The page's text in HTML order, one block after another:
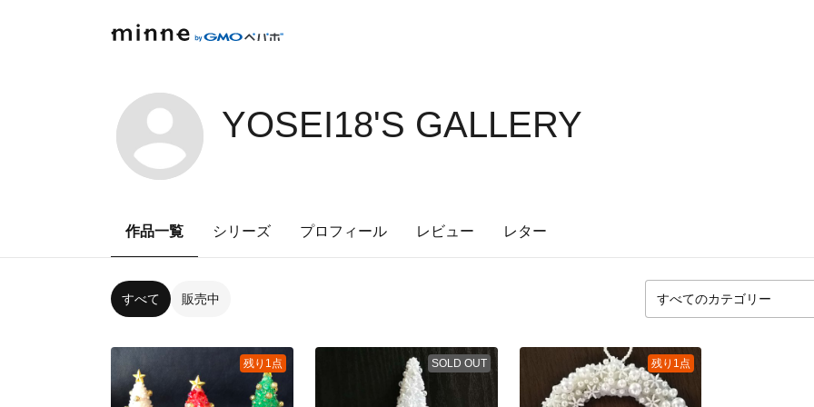
YOSEI18'S GALLERY
作品一覧 シリーズ プロフィール レビュー レター
すべて 販売中
残り1点 SOLD OUT 残り1点